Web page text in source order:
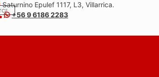
Saturnino Epulef 1117, L3, Villarrica.
+56 9 6186 2283